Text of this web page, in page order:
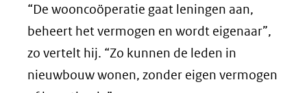
“De wooncoöperatie gaat leningen aan,
beheert het vermogen en wordt eigenaar”,
zo vertelt hij. “Zo kunnen de leden in
nieuwbouw wonen, zonder eigen vermogen